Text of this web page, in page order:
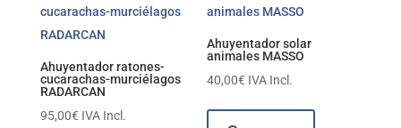
Ahuyentador ratones-
cucarachas-murciélagos
RADARCAN
95,00€ IVA Incl.
Ahuyentador solar
animales MASSO
40,00€ IVA Incl.